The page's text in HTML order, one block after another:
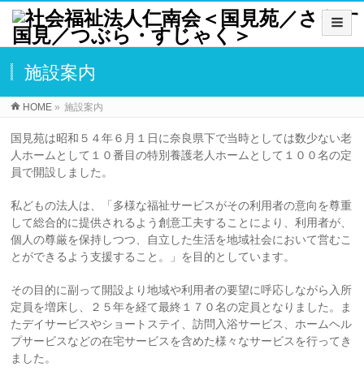
施設案内
HOME » 施設案内
国見苑は昭和５４年６月１日に奈良県下で当時としては数少ない老
人ホームとして１０番目の特別養護老人ホームとして１００名の定
員で開設しました。
私どもの法人は、「多様な福祉サービスがその利用者の意向を尊重
して総合的に提供されるよう創意工夫することにより、利用者が、
個人の尊厳を保持しつつ、自立した生活を地域社会において営むこ
とができるよう支援すること。」を目的としています。
その目的に副って開設より地域や利用者の要望に呼応しながら入所
定員を増床し、２５年を経て最終１７０名の定員となりました。ま
たデイサービスやショートステイ、訪問入浴サービス、ホームヘル
プサービスなどの在宅サービスを含めた様々なサービスを行ってき
ました。